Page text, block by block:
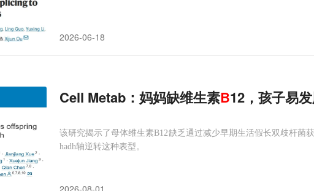
2026-06-18
Cell Metab：妈妈缺维生素B12，孩子易
该研究揭示了母体维生素B12缺乏通过减少早期生活假长双歧杆菌
hadh轴逆转这种表型。
2026-08-01